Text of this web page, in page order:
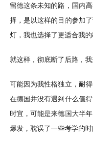
留德这条未知的路，国内
择，是以这样的目的参加
灯，我也选择了更适合我的
就这样，彻底断了后路，我
可能因为我性格独立，耐
在德国并没有遇到什么值
时宜，可能是来德国大半
爆发，耽误了一些考学的